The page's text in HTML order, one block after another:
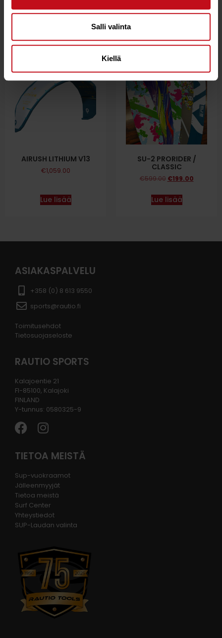
Salli valinta
Kiellä
Lue lisää Lue lisää
AIRUSH LITHIUM V13
€1,059.00
Lue lisää
SU-2 PRORIDER /
CLASSIC
€599.00 €199.00
Lue lisää
ASIAKASPALVELU
+358 (0) 8 613 9550
sports@rautio.fi
Toimitusehdot
Tietosuojaseloste
RAUTIO SPORTS
Kalajoentie 21
FI-85100, Kalajoki
FINLAND
Y-tunnus: 0580325-9
TIETOA MEISTÄ
Sup-vuokraamot
Jälleenmyyjät
Tietoa meistä
Surf Center
Yhteystiedot
SUP-Laudan valinta